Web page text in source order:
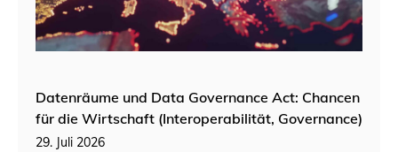
Datenräume und Data Governance Act: Chancen
für die Wirtschaft (Interoperabilität, Governance)
29. Juli 2026